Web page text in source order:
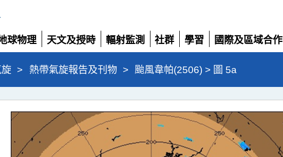
球物理
天文及授時
展
開
輻射監測
展
開
社群
展
開
學習
展
開
國際及區域合作
展
開
> 熱帶氣旋報告及刊物 > 颱風韋帕(2506) > 圖 5a